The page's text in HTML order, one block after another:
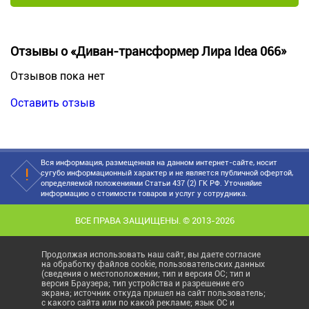
Отзывы о «Диван-трансформер Лира Idea 066»
Отзывов пока нет
Оставить отзыв
Вся информация, размещенная на данном интернет-сайте, носит
сугубо информационный характер и не является публичной офертой,
определяемой положениями Статьи 437 (2) ГК РФ. Уточняйие
информацию о стоимости товаров и услуг у сотрудника.
ВСЕ ПРАВА ЗАЩИЩЕНЫ. © 2013-2026
Продолжая использовать наш сайт, вы даете согласие
на обработку файлов cookie, пользовательских данных
(сведения о местоположении; тип и версия ОС; тип и
версия Браузера; тип устройства и разрешение его
экрана; источник откуда пришел на сайт пользователь;
с какого сайта или по какой рекламе; язык ОС и